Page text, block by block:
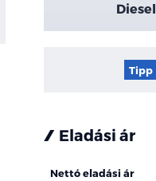
Diesel
Tipp
Eladási ár
Nettó eladási ár